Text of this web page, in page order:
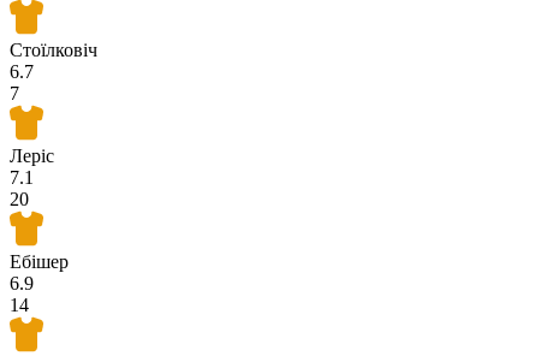
Стоїлковіч
6.7
7
Леріс
7.1
20
Ебішер
6.9
14